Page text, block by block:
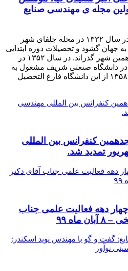
مجله ی مهندسی صنایع
علی اکبر سعیدی کیا در سال ۱۳۳۲ در محله جلفای شهر
جهان گشود و تحصیلات دوره ابتدایی
و تا سطح دیپلم را در همین شهر گذراند. در سال ۱۳۵۲ در
دانشگاه صنعتی شریف مشغول به
تحصیل شد و در سال ۱۳۵۸ از این دانشگاه فارغ التحصیل
کنفرانس بین المللی
دهه فعالیت علمی جناب
ماه ۹۹